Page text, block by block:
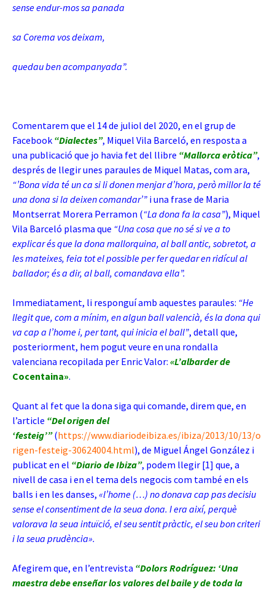
sense endur-mos sa panada
sa Corema vos deixam,
quedau ben acompanyada”.
Comentarem que el 14 de juliol del 2020, en el grup de
Facebook “Dialectes”, Miquel Vila Barceló, en resposta a
una publicació que jo havia fet del llibre “Mallorca eròtica”,
després de llegir unes paraules de Miquel Matas, com ara,
“’Bona vida té un ca si li donen menjar d’hora, però millor la té
una dona si la deixen comandar’” i una frase de Maria
Montserrat Morera Perramon (“La dona fa la casa”), Miquel
Vila Barceló plasma que “Una cosa que no sé si ve a to
explicar és que la dona mallorquina, al ball antic, sobretot, a
les mateixes, feia tot el possible per fer quedar en ridícul al
ballador; és a dir, al ball, comandava ella”.
Immediatament, li responguí amb aquestes paraules: “He
llegit que, com a mínim, en algun ball valencià, és la dona qui
va cap a l’home i, per tant, qui inicia el ball”, detall que,
posteriorment, hem pogut veure en una rondalla
valenciana recopilada per Enric Valor: «L’albarder de
Cocentaina».
Quant al fet que la dona siga qui comande, direm que, en
l’article “Del origen del
‘festeig’” (https://www.diariodeibiza.es/ibiza/2013/10/13/o
rigen-festeig-30624004.html), de Miguel Ángel González i
publicat en el “Diario de Ibiza”, podem llegir [1] que, a
nivell de casa i en el tema dels negocis com també en els
balls i en les danses, «l’home (…) no donava cap pas decisiu
sense el consentiment de la seua dona. I era així, perquè
valorava la seua intuïció, el seu sentit pràctic, el seu bon criteri
i la seua prudència».
Afegirem que, en l’entrevista “Dolors Rodríguez: ‘Una
maestra debe enseñar los valores del baile y de toda la